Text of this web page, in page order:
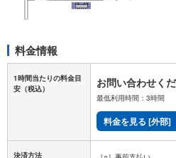
料金情報
1時間当たりの料金目
安 （税込） お問い合わせく
最低利用時間：3時間
料金を見る [外部]
決済方法